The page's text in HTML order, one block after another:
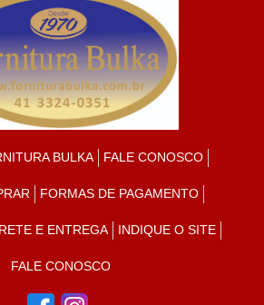
BULKA FALE CONOSCO
FORMAS DE PAGAMENTO
E ENTREGA INDIQUE O SITE
FALE CONOSCO